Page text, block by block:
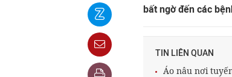
bất ngờ đến các
TIN LIÊN QUAN
Áo nâu nơi